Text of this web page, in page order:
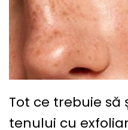
Tot ce trebuie să
tenului cu